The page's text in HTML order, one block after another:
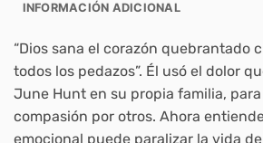
INFORMACIÓN ADICIONAL
“Dios sana el corazón quebrantado
todos los pedazos”. Él usó el dolor
June Hunt en su propia familia,
compasión por otros. Ahora
emocional puede paralizar la vida